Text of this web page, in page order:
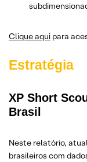
Clique aqui para
Estratégia
XP Short
Brasil
Neste relatório,
brasileiros com